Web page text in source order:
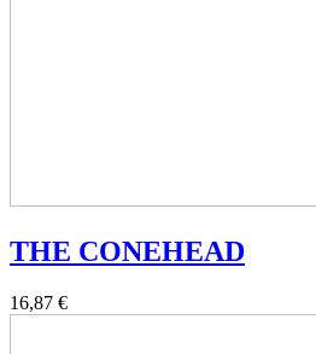
THE CONEHEAD
16,87 €